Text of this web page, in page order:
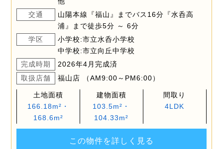
交通
山陽本線『福山』までバス16分『水呑高
浦』まで徒歩5分 ～ 6分
学区
小学校:市立水呑小学校
中学校:市立向丘中学校
完成時期
2026年4月完成済
取扱店舗
福山店 （AM9:00～PM6:00）
土地面積
166.18m²・
168.6m²
建物面積
103.5m²・
104.33m²
間取り
4LDK
この物件を詳しく見る